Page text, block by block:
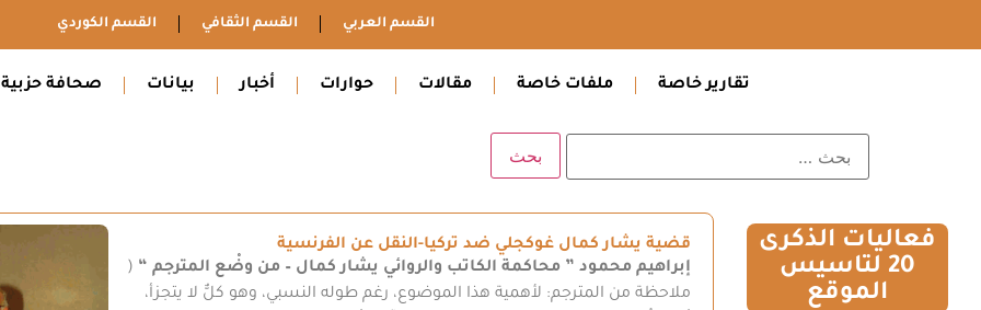
القسم العربي القسم الثقافي القسم الكوردي
تقارير خاصة ملفات خاصة مقالات حوارات أخبار بيانات صحافة حزبية
فعاليات الذكرى
20 لتاسيس
الموقع
قضية يشار كمال غوكجلي ضد تركيا-النقل عن الفرنسية
إبراهيم محمود ” محاكمة الكاتب والروائي يشار كمال – من وضْع المترجم “ (
ملاحظة من المترجم: لأهمية هذا الموضوع، رغم طوله النسبي، وهو كلٌّ لا يتجزأ،